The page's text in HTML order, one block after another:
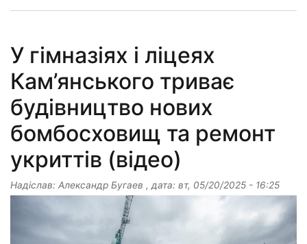
У гімназіях і ліцеях
Кам’янського триває
будівництво нових
бомбосховищ та ремонт
укриттів (відео)
Надіслав: Александр Бугаев , дата: вт, 05/20/2025 - 16:25